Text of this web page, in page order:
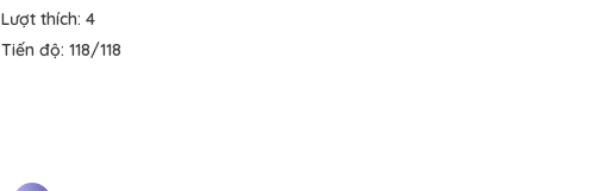
Lượt thích: 4
Tiến độ: 118/118